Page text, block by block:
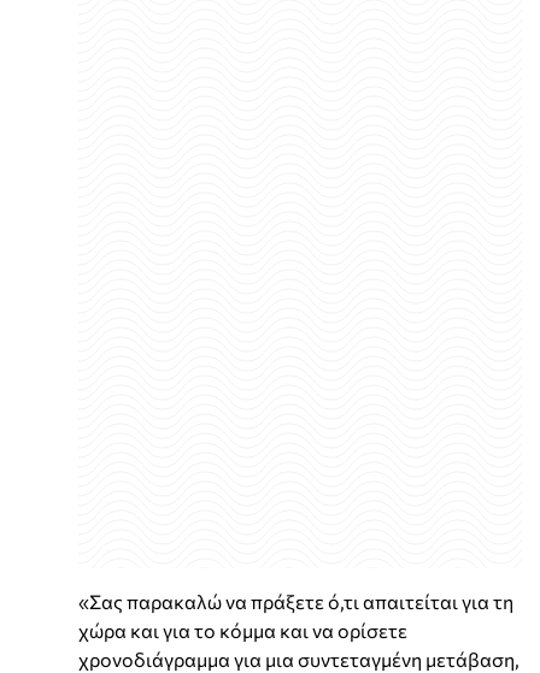
«Σας παρακαλώ να πράξετε ό,τι απαιτείται για τη
χώρα και για το κόμμα και να ορίσετε
χρονοδιάγραμμα για μια συντεταγμένη μετάβαση,